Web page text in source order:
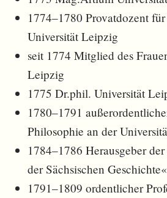
1774–1780 Provatdozent
Universität Leipzig
seit 1774 Mitglied des
Leipzig
1775 Dr.phil. Universität
1780–1791
Philosophie an der
1784–1786 Herausgeber
der Sächsischen Geschichte«
1791–1809 ordentlicher